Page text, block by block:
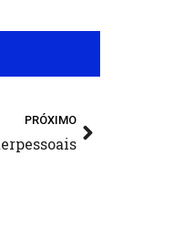
PRÓXIMOPróximo